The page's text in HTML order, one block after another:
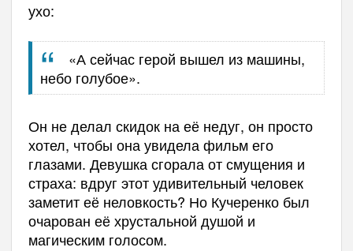
ухо:
«А сейчас герой вышел из машины,
небо голубое».
Он не делал скидок на её недуг, он просто
хотел, чтобы она увидела фильм его
глазами. Девушка сгорала от смущения и
страха: вдруг этот удивительный человек
заметит её неловкость? Но Кучеренко был
очарован её хрустальной душой и
магическим голосом.